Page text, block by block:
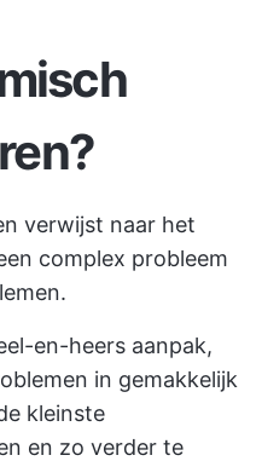
verwijst naar het
complex probleem
en-heers aanpak,
in gemakkelijk
kleinste
en zo verder te